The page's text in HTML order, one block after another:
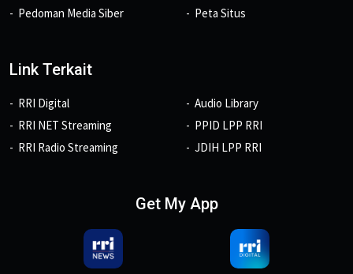
Pedoman Media Siber
Peta Situs
Link Terkait
RRI Digital
RRI NET Streaming
RRI Radio Streaming
Audio Library
PPID LPP RRI
JDIH LPP RRI
Get My App